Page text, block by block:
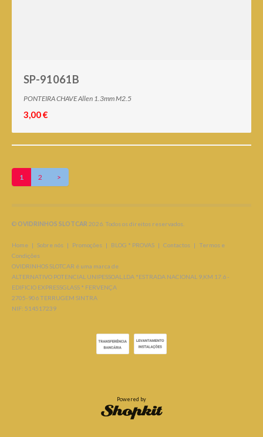
SP-91061B
PONTEIRA CHAVE Allen 1.3mm M2.5
3,00 €
1 2 >
© OVIDRINHOS SLOTCAR 2026. Todos os direitos reservados.
Home | Sobre nós | Promoções | BLOG * PROVAS | Contactos | Termos e
Condições
OVIDRINHOS SLOTCAR é uma marca de
ALTERNATIVO POTENCIAL UNIPESSOAL,LDA *ESTRADA NACIONAL 9,KM 17.6 -
EDIFICIO EXPRESSGLASS * FERVENÇA
2705-906 TERRUGEM SINTRA
NIF: 514517239
Powered by